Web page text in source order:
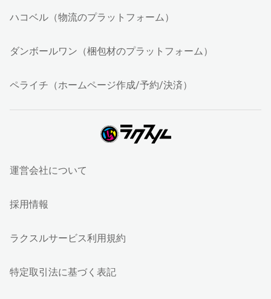
ハコベル（物流のプラットフォーム）
ダンボールワン（梱包材のプラットフォーム）
ペライチ（ホームページ作成/予約/決済）
運営会社について
採用情報
ラクスルサービス利用規約
特定取引法に基づく表記